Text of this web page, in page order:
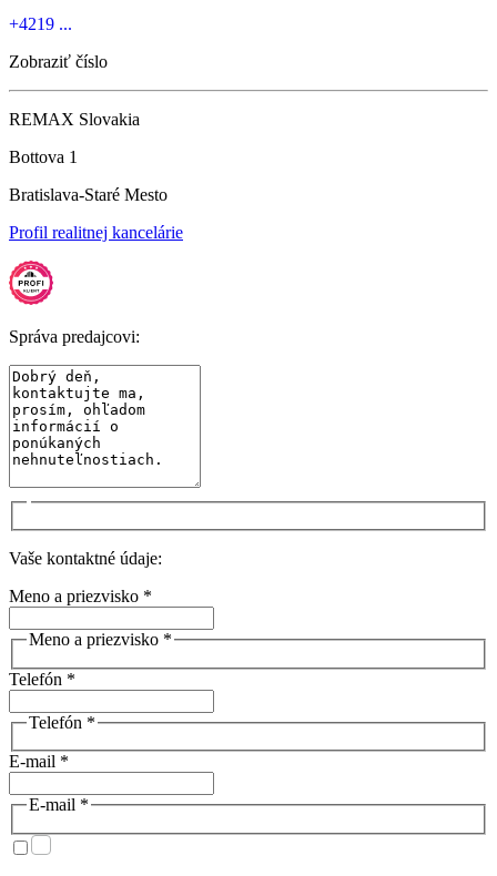
+4219 ...
Zobraziť číslo
REMAX Slovakia
Bottova 1
Bratislava-Staré Mesto
Profil realitnej kancelárie
Správa predajcovi:
Vaše kontaktné údaje:
Meno a priezvisko *
Meno a priezvisko *
Telefón *
Telefón *
E-mail *
E-mail *